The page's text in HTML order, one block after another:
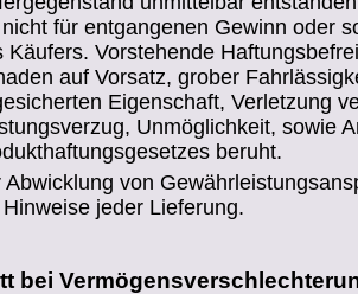
für entgangenen Gewinn oder
Käufers. Vorstehende
auf Vorsatz, grober
Eigenschaft, Verletzung
Unmöglichkeit, sowie
beruht.
Abwicklung von
jeder Lieferung.
bei